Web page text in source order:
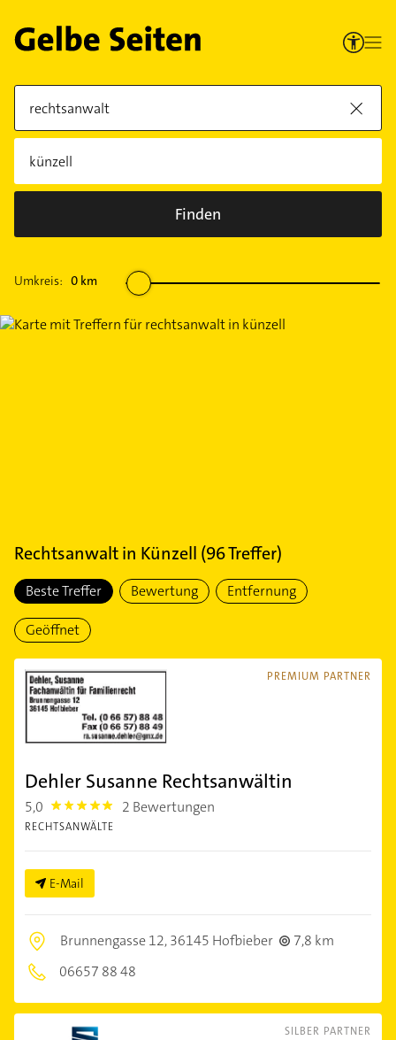
Finden
Umkreis: 0 km
Rechtsanwaltin Künzell (96Treffer)
Beste Treffer Bewertung Entfernung
Geöffnet
PREMIUM PARTNER
Dehler Susanne Rechtsanwältin
5,0 5.0 2 Bewertungen
RECHTSANWÄLTE
E-Mail
Brunnengasse 12,36145 Hofbieber
7,8 km
06657 88 48
SILBER PARTNER